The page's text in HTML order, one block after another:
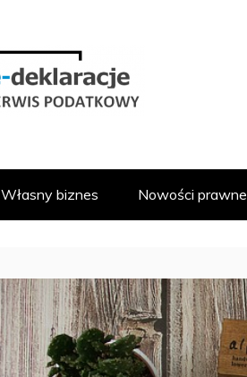
Własny biznes Nowości prawne